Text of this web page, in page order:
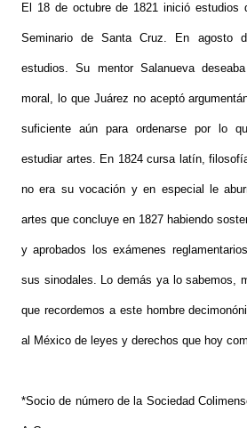
El 18 de octubre de 1821 inició estudios
Seminario de Santa Cruz. En agosto
estudios. Su mentor Salanueva
moral, lo que Juárez no aceptó
suficiente aún para ordenarse por lo
estudiar artes. En 1824 cursa latín,
no era su vocación y en especial le
artes que concluye en 1827 habiendo
y aprobados los exámenes
sus sinodales. Lo demás ya lo sabemos,
que recordemos a este hombre
al México de leyes y derechos que hoy
*Socio de número de la Sociedad